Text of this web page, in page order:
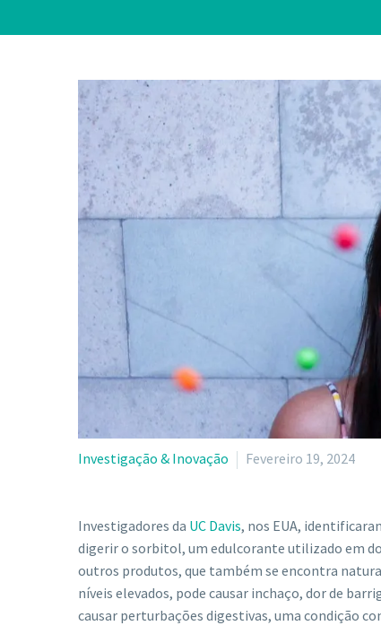
Investigação & Inovação Fevereiro 19, 2024
Investigadores da UC Davis, nos EUA,
digerir o sorbitol, um edulcorante utilizado em
outros produtos, que também se encontra
níveis elevados, pode causar inchaço, dor de
causar perturbações digestivas, uma condição